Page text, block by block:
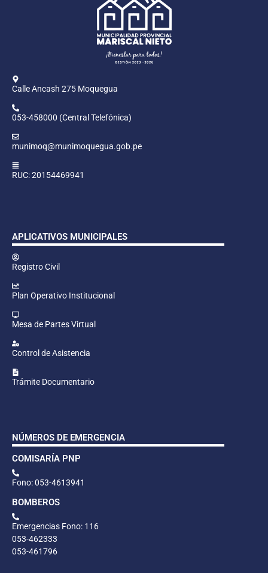
Calle Ancash 275 Moquegua
053-458000 (Central Telefónica)
munimoq@munimoquegua.gob.pe
RUC: 20154469941
APLICATIVOS MUNICIPALES
Registro Civil
Plan Operativo Institucional
Mesa de Partes Virtual
Control de Asistencia
Trámite Documentario
NÚMEROS DE EMERGENCIA
COMISARÍA PNP
Fono: 053-4613941
BOMBEROS
Emergencias Fono: 116
053-462333
053-461796